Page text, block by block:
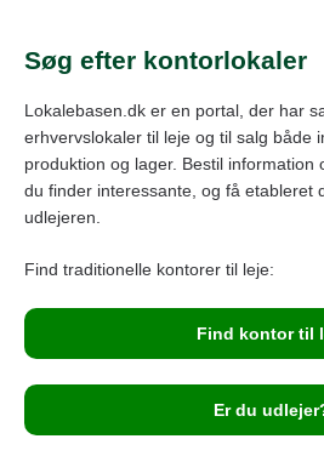
Søg efter kontorlokaler
Lokalebasen.dk er en portal, der har
erhvervslokaler til leje og til salg både
produktion og lager. Bestil information
du finder interessante, og få etableret
udlejeren.
Find traditionelle kontorer til leje:
Find kontor til
Er du